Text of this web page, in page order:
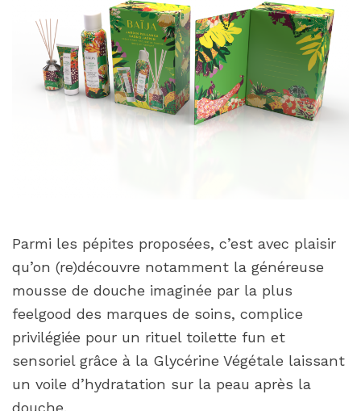
Parmi les pépites proposées, c’est avec plaisir
qu’on (re)découvre notamment la généreuse
mousse de douche imaginée par la plus
feelgood des marques de soins, complice
privilégiée pour un rituel toilette fun et
sensoriel grâce à la Glycérine Végétale laissant
un voile d’hydratation sur la peau après la
douche.